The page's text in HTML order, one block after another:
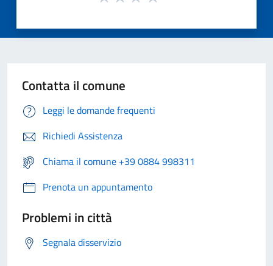
Contatta il comune
Leggi le domande frequenti
Richiedi Assistenza
Chiama il comune +39 0884 998311
Prenota un appuntamento
Problemi in città
Segnala disservizio